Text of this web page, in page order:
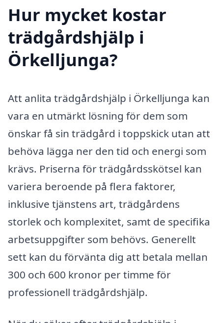
Hur mycket kostar
trädgårdshjälp i
Örkelljunga?
Att anlita trädgårdshjälp i Örkelljunga kan
vara en utmärkt lösning för dem som
önskar få sin trädgård i toppskick utan att
behöva lägga ner den tid och energi som
krävs. Priserna för trädgårdsskötsel kan
variera beroende på flera faktorer,
inklusive tjänstens art, trädgårdens
storlek och komplexitet, samt de specifika
arbetsuppgifter som behövs. Generellt
sett kan du förvänta dig att betala mellan
300 och 600 kronor per timme för
professionell trädgårdshjälp.